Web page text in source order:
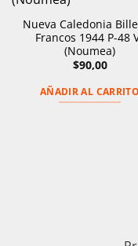
Nueva Caledonia
Francos 1944 P-48
(Noumea)
$90,00
AÑADIR AL CARRITO